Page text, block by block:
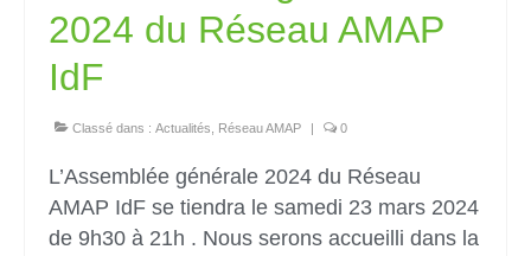
2024 du Réseau AMAP
IdF
Classé dans : Actualités Réseau AMAP 0
L’Assemblée générale 2024 du Réseau
AMAP IdF se tiendra le samedi 23 mars 2024
de 9h30 à 21h . Nous serons accueilli dans la